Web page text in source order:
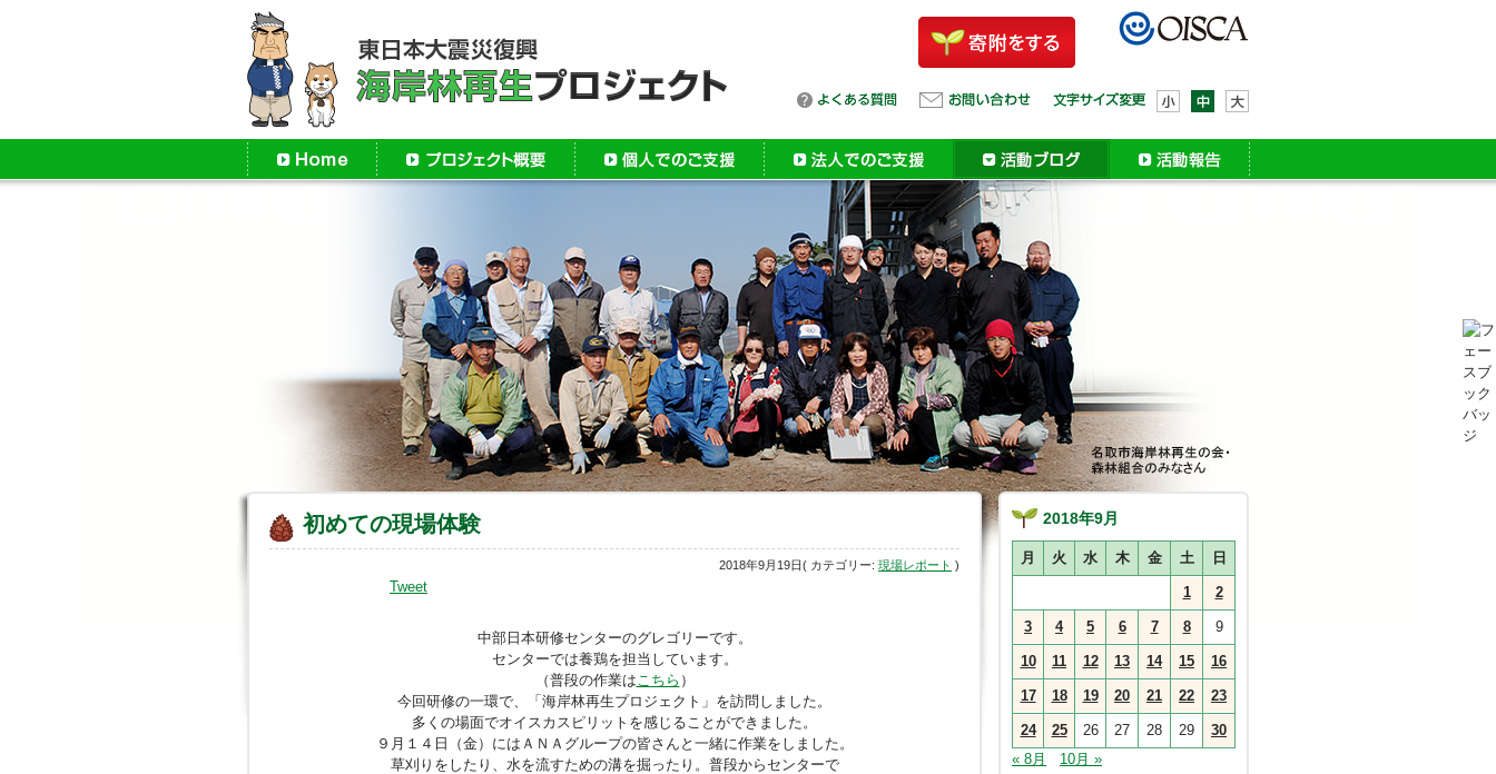
初めての現場体験
2018年9月19日( カテゴリー: 現場レポート )
Tweet
中部日本研修センターのグレゴリーです。
センターでは養鶏を担当しています。
（普段の作業はこちら ）
今回研修の一環で、「海岸林再生プロジェクト」を訪問しました。
多くの場面でオイスカスピリットを感じることができました。
９月１４日（金）にはＡＮＡグループの皆さんと一緒に作業をしました。
草刈りをしたり、水を流すための溝を掘ったり。普段からセンターで
2018年9月
月 火 水 木 金 土 日
1 2
3 4 5 6 7 8 9
10 11 12 13 14 15 16
17 18 19 20 21 22 23
24 25 26 27 28 29
30
« 8月
10月 »